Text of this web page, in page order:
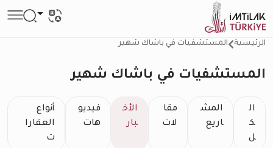
الرئيسية المستشفيات في باشاك شهير
المستشفيات في باشاك شهير
ال
ك
ل
المش
اريع
مقا
لات
الأخ
بار
فيديو
هات
أنواع
العقارا
ت